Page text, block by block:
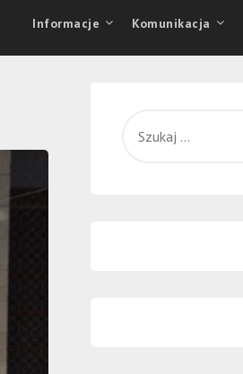
Informacje Komunikacja